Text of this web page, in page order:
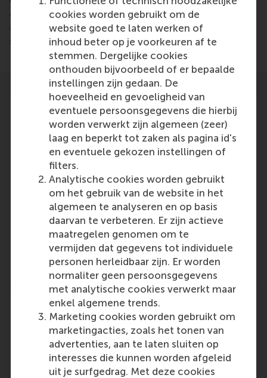
cookies worden gebruikt om de
website goed te laten werken of
inhoud beter op je voorkeuren af te
stemmen. Dergelijke cookies
onthouden bijvoorbeeld of er bepaalde
instellingen zijn gedaan. De
hoeveelheid en gevoeligheid van
eventuele persoonsgegevens die hierbij
worden verwerkt zijn algemeen (zeer)
laag en beperkt tot zaken als pagina id's
en eventuele gekozen instellingen of
filters.
Analytische cookies worden gebruikt
om het gebruik van de website in het
algemeen te analyseren en op basis
daarvan te verbeteren. Er zijn actieve
maatregelen genomen om te
vermijden dat gegevens tot individuele
personen herleidbaar zijn. Er worden
normaliter geen persoonsgegevens
met analytische cookies verwerkt maar
enkel algemene trends.
Marketing cookies worden gebruikt om
marketingacties, zoals het tonen van
advertenties, aan te laten sluiten op
interesses die kunnen worden afgeleid
uit je surfgedrag. Met deze cookies
aimed to boost participants’ problem-solving skills
and their effectiveness in finding solutions to
strategic business problems.
Participants
Rotterdam School of Management,
Erasmus University
Role: General
Reference type: Featured
Marc Baaij
Role: Faculty
Reference type: Referenced
Media Outlets
Consultancy.uk(Online)